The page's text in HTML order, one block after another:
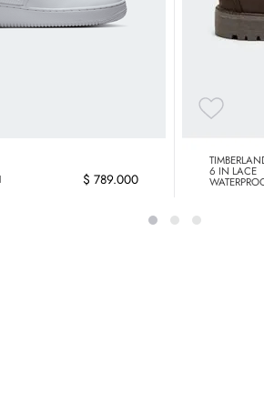
$ 789.000 6 IN LACE